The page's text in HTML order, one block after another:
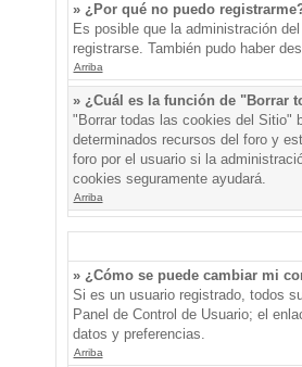
» ¿Por qué no puedo
Es posible que la administración
registrarse. También pudo haber
Arriba
» ¿Cuál es la función de "Borrar
"Borrar todas las cookies del Sitio"
determinados recursos del foro y
foro por el usuario si la
cookies seguramente ayudará.
Arriba
» ¿Cómo se puede cambiar mi
Si es un usuario registrado, todos
Panel de Control de Usuario; el
datos y preferencias.
Arriba